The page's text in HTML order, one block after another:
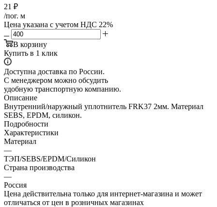
21 ₽
/пог. м
Цена указана с учетом НДС 22%
В корзину
Купить в 1 клик
Доступна доставка по России.
С менеджером можно обсудить
удобную транспортную компанию.
Описание
Внутренний/наружный уплотнитель FRK37 2мм. Материал
SEBS, EPDM, силикон.
Подробности
Характеристики
Материал
—
ТЭП/SEBS/EPDM/Силикон
Страна производства
—
Россия
Цена действительна только для интернет-магазина и может
отличаться от цен в розничных магазинах